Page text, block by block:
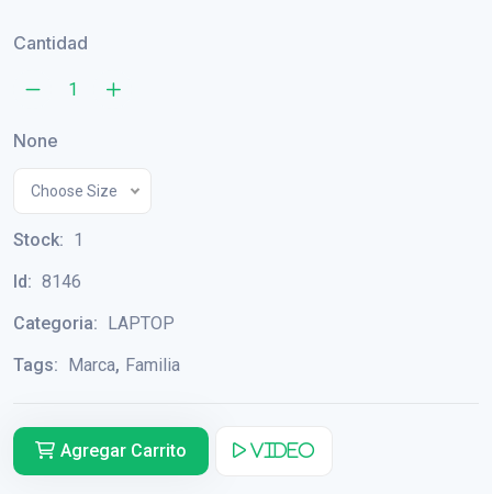
Cantidad
None
Choose Size
Stock: 1
Id: 8146
Categoria: LAPTOP
Tags: Marca, Familia
Agregar Carrito Video